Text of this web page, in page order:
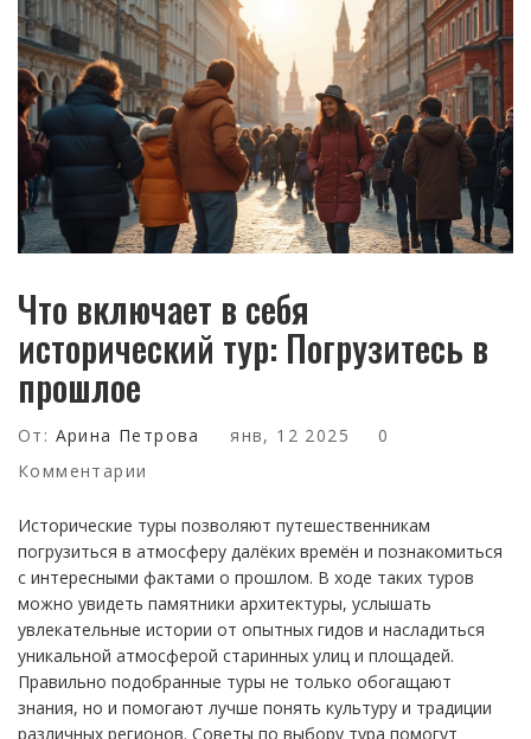
Что включает в себя
исторический тур: Погрузитесь в
прошлое
От: Арина Петрова янв, 12 2025
0
Комментарии
Исторические туры позволяют путешественникам
погрузиться в атмосферу далёких времён и познакомиться
с интересными фактами о прошлом. В ходе таких туров
можно увидеть памятники архитектуры, услышать
увлекательные истории от опытных гидов и насладиться
уникальной атмосферой старинных улиц и площадей.
Правильно подобранные туры не только обогащают
знания, но и помогают лучше понять культуру и традиции
различных регионов. Советы по выбору тура помогут